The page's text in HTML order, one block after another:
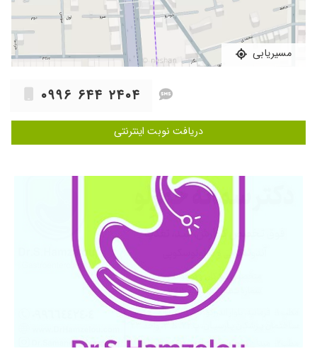
۱۴۰۵/۰۵/۱۴
دل درد کودکم حوب سد ۱۴۰۳/۱۱/۱۹
عالی بود . ۱۴۰۳/۰۴/۲۶
برای بیمارشو خوب وقت میزارن و با آرامش ویزیت
دخترم کیست کلدوک تابپ 4 داشت. درمان دارویی
حوصله هستن.
مسیریابی
۰۹۹۶ ۶۴۴ ۲۴۰۴
دریافت نوبت اینترنتی